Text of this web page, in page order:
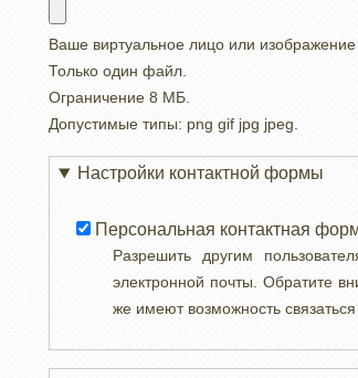
Ваше виртуальное лицо или изображение
Только один файл.
Ограничение 8 МБ.
Допустимые типы: png gif jpg jpeg.
Настройки контактной формы
Персональная контактная
Разрешить другим
электронной почты. Обратите
же имеют возможность